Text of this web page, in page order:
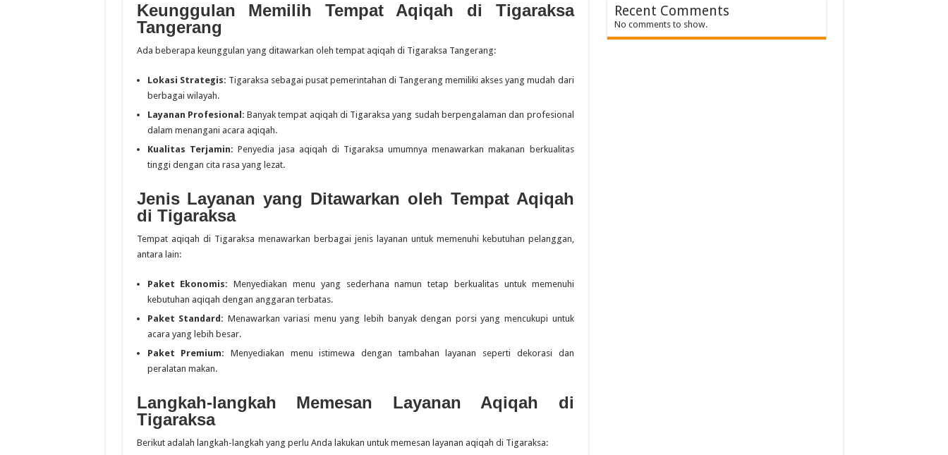
Keunggulan Memilih Tempat Aqiqah di Tigaraksa
Tangerang
Ada beberapa keunggulan yang ditawarkan oleh tempat aqiqah di Tigaraksa Tangerang:
Lokasi Strategis: Tigaraksa sebagai pusat pemerintahan di Tangerang memiliki akses yang mudah dari
berbagai wilayah.
Layanan Profesional: Banyak tempat aqiqah di Tigaraksa yang sudah berpengalaman dan profesional
dalam menangani acara aqiqah.
Kualitas Terjamin: Penyedia jasa aqiqah di Tigaraksa umumnya menawarkan makanan berkualitas
tinggi dengan cita rasa yang lezat.
Jenis Layanan yang Ditawarkan oleh Tempat Aqiqah
di Tigaraksa
Tempat aqiqah di Tigaraksa menawarkan berbagai jenis layanan untuk memenuhi kebutuhan pelanggan,
antara lain:
Paket Ekonomis: Menyediakan menu yang sederhana namun tetap berkualitas untuk memenuhi
kebutuhan aqiqah dengan anggaran terbatas.
Paket Standard: Menawarkan variasi menu yang lebih banyak dengan porsi yang mencukupi untuk
acara yang lebih besar.
Paket Premium: Menyediakan menu istimewa dengan tambahan layanan seperti dekorasi dan
peralatan makan.
Langkah-langkah Memesan Layanan Aqiqah di
Tigaraksa
Berikut adalah langkah-langkah yang perlu Anda lakukan untuk memesan layanan aqiqah di Tigaraksa:
Recent Comments
No comments to show.